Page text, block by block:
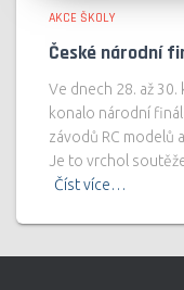
AKCE ŠKOLY
České národní
Ve dnech 28. až
konalo národní
závodů RC modelů
Je to vrchol
Číst více…